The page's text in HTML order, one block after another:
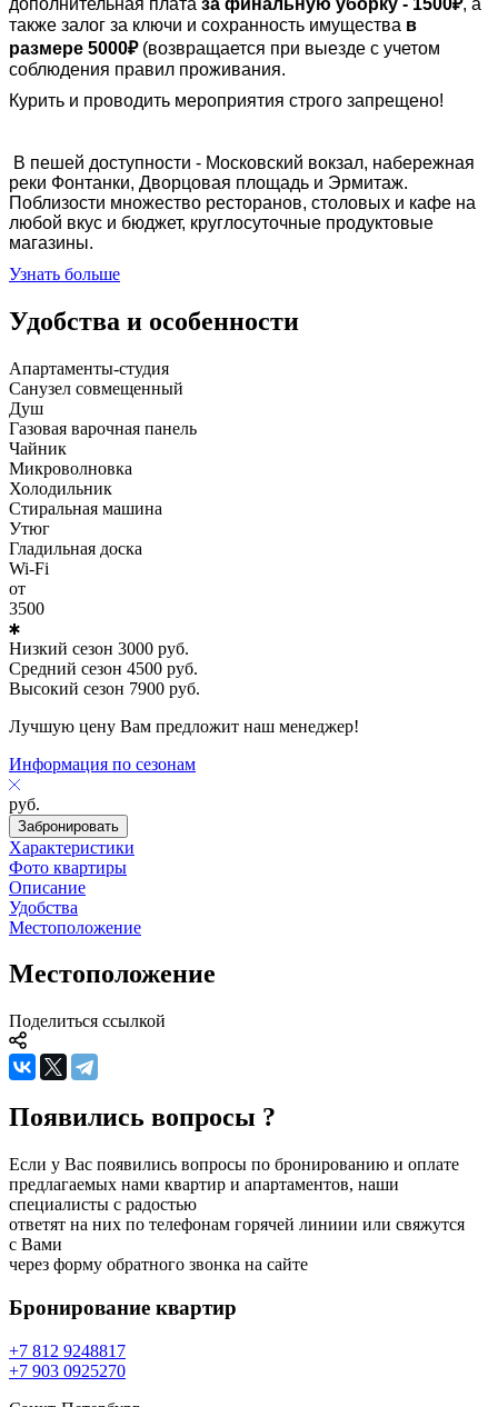
также залог за ключи и сохранность имущества в
размере 5000₽ (возвращается при выезде с учетом
соблюдения правил проживания.
Курить и проводить мероприятия строго запрещено!
В пешей доступности - Московский вокзал, набережная
реки Фонтанки, Дворцовая площадь и Эрмитаж.
Поблизости множество ресторанов, столовых и кафе на
любой вкус и бюджет, круглосуточные продуктовые
магазины.
Узнать больше
Удобства и особенности
Апартаменты-студия
Санузел совмещенный
Душ
Газовая варочная панель
Чайник
Микроволновка
Холодильник
Стиральная машина
Утюг
Гладильная доска
Wi-Fi
от
3500
Низкий сезон 3000 руб.
Средний сезон 4500 руб.
Высокий сезон 7900 руб.
Лучшую цену Вам предложит наш менеджер!
Информация по сезонам
руб.
Забронировать
Характеристики
Фото квартиры
Описание
Удобства
Местоположение
Местоположение
Поделиться ссылкой
Появились вопросы ?
Если у Вас появились вопросы по бронированию и оплате
предлагаемых нами квартир и апартаментов, наши
специалисты с радостью
ответят на них по телефонам горячей линиии или свяжутся
с Вами
через форму обратного звонка на сайте
Бронирование квартир
+7 812 9248817
+7 903 0925270